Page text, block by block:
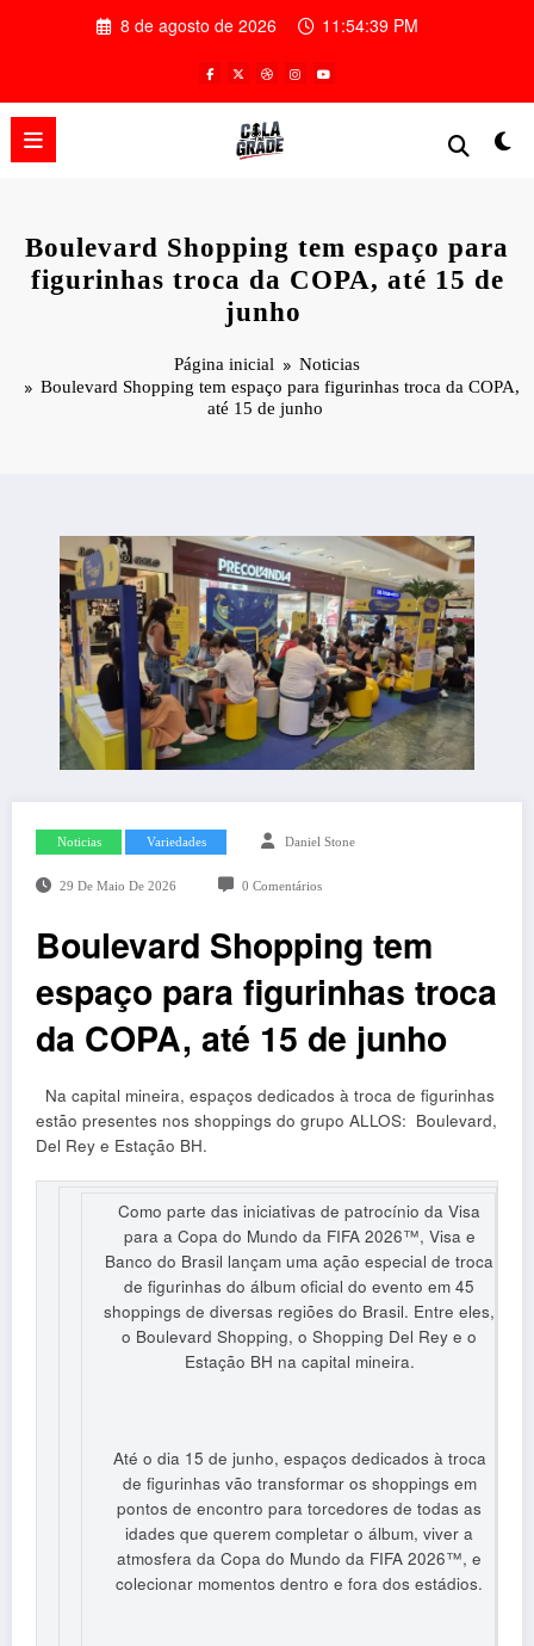
8 de agosto de 2026 11:54:39 PM
Boulevard Shopping tem espaço para
figurinhas troca da COPA, até 15 de
junho
Página inicial
Noticias
Boulevard Shopping tem espaço para figurinhas troca da COPA,
até 15 de junho
Noticias Variedades Daniel Stone
29 De Maio De 2026 0 Comentários
Boulevard Shopping tem
espaço para figurinhas troca
da COPA, até 15 de junho
Na capital mineira, espaços dedicados à troca de figurinhas
estão presentes nos shoppings do grupo ALLOS: Boulevard,
Del Rey e Estação BH.
Como parte das iniciativas de patrocínio da Visa
para a Copa do Mundo da FIFA 2026™, Visa e
Banco do Brasil lançam uma ação especial de troca
de figurinhas do álbum oficial do evento em 45
shoppings de diversas regiões do Brasil. Entre eles,
o Boulevard Shopping, o Shopping Del Rey e o
Estação BH na capital mineira.
Até o dia 15 de junho, espaços dedicados à troca
de figurinhas vão transformar os shoppings em
pontos de encontro para torcedores de todas as
idades que querem completar o álbum, viver a
atmosfera da Copa do Mundo da FIFA 2026™, e
colecionar momentos dentro e fora dos estádios.